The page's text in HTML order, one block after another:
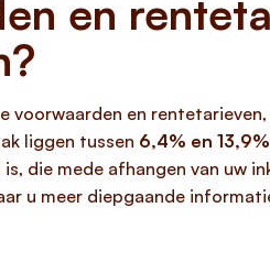
en
voorwaarden en
liggen tussen 6,4% en 13,9%
die mede afhangen van uw
u meer diepgaande